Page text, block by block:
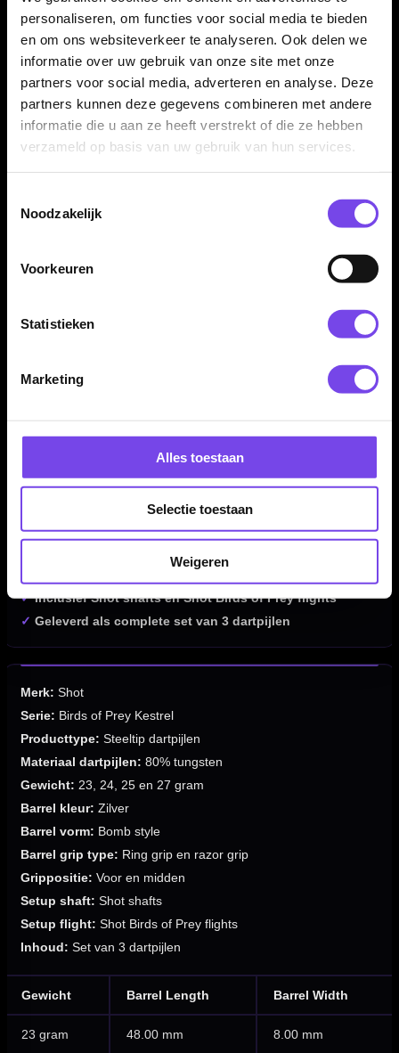
personaliseren, om functies voor social media te bieden
en om ons websiteverkeer te analyseren. Ook delen we
informatie over uw gebruik van onze site met onze
partners voor social media, adverteren en analyse. Deze
partners kunnen deze gegevens combineren met andere
informatie die u aan ze heeft verstrekt of die ze hebben
verzameld op basis van uw gebruik van hun services.
Noodzakelijk
Voorkeuren
Statistieken
Marketing
Alles toestaan
Selectie toestaan
Weigeren
De Shot Birds of Prey Kestrel 80% dartpijlen zijn verkrijgbaar
in 23, 24, 25 en 27 gram. De barrelafmetingen verschillen per
gewicht, zodat je kunt kiezen voor de uitvoering die het beste
bij jouw worp en gripvoorkeur past.
Compleet geleverd met Shot shafts en flights
als complete set van drie dartpijlen, inclusief Shot shafts en
Shot Birds of Prey flights. Daardoor kun je direct spelen met
Kenmerken van de Shot Birds of Prey Kestrel 80%
Geïnspireerd op de snelheid en precisie van de
✓ Gemaakt van 80% tungsten
Bomb style barrel voor een compact en stabiel gevoel
✓ Ring grip aan de bolle voorzijde
Razor grip in het middengedeelte
✓ Drie verschillende gripbewerkingen voor extra controle
✓ Inclusief Shot shafts en Shot Birds of Prey flights
✓ Geleverd als complete set van 3 dartpijlen
Merk: Shot
Serie: Birds of Prey Kestrel
Producttype: Steeltip dartpijlen
Materiaal dartpijlen: 80% tungsten
Gewicht: 23, 24, 25 en 27 gram
Barrel kleur: Zilver
Barrel vorm: Bomb style
Barrel grip type: Ring grip en razor grip
Grippositie: Voor en midden
Setup shaft: Shot shafts
Setup flight: Shot Birds of Prey flights
Inhoud: Set van 3 dartpijlen
Gewicht Barrel Length Barrel Width
23 gram 48.00 mm 8.00 mm